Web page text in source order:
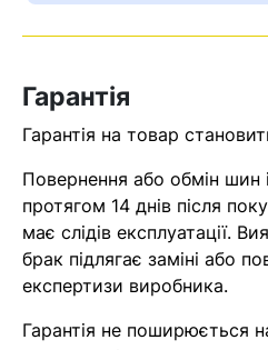
знайдена.
Гарантія
Гарантія на товар
Повернення або обмін шин
протягом 14 днів після
має слідів експлуатації.
брак підлягає заміні або
експертизи виробника.
Гарантія не поширюється